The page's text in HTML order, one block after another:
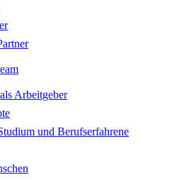
Arbeitgeber
und Berufserfahrene